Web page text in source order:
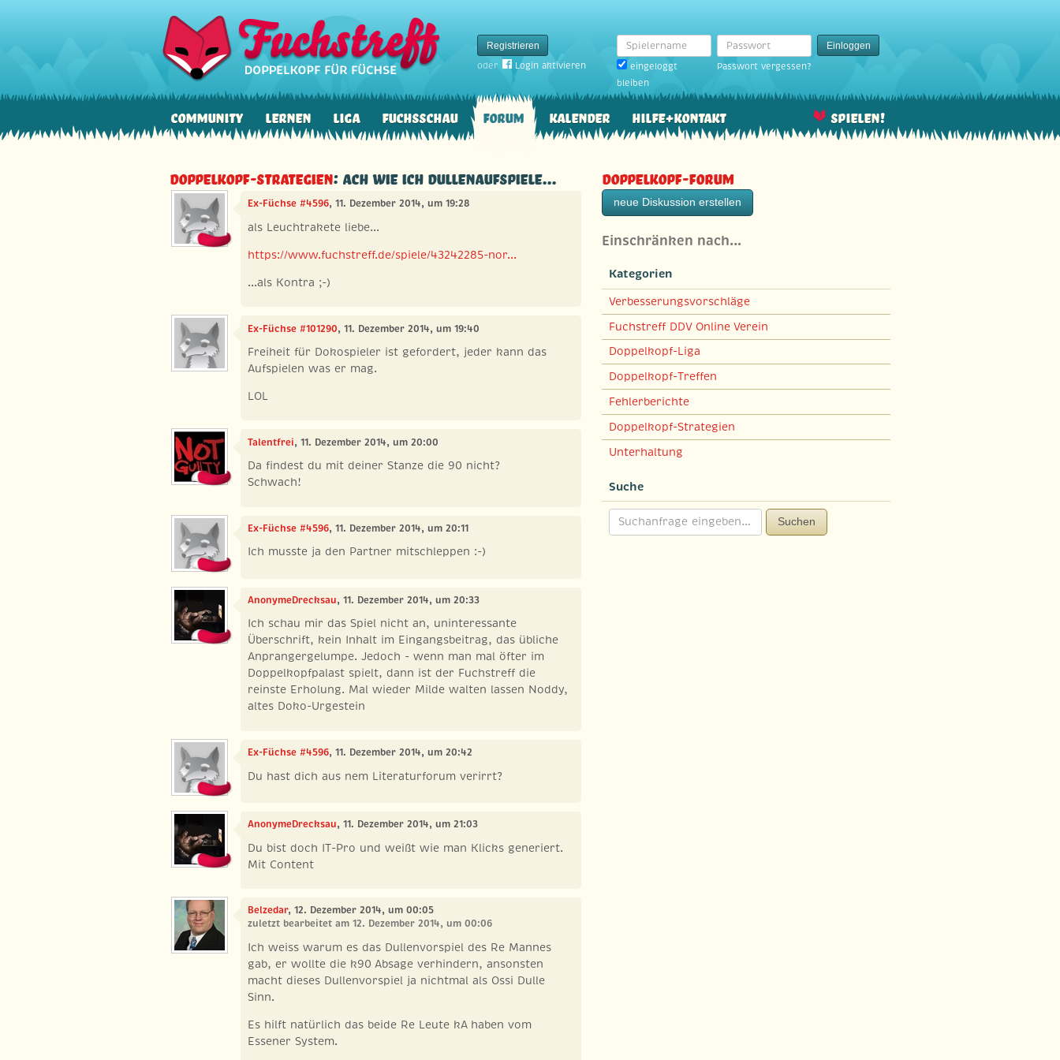
Registrieren
oder
Login aktivieren
Spielername
eingeloggt
bleiben
Passwort
Einloggen
Passwort vergessen?
Community Lernen Liga Fuchsschau Forum Kalender Hilfe+Kontakt Spielen!
Doppelkopf-Strategien: Ach wie ich Dullenaufspiele...
Ex-Füchse #4596, 11. Dezember 2014, um 19:28
als Leuchtrakete liebe...
https://www.fuchstreff.de/spiele/43242285-nor...
...als Kontra ;-)
Ex-Füchse #101290, 11. Dezember 2014, um 19:40
Freiheit für Dokospieler ist gefordert, jeder kann das
Aufspielen was er mag.
LOL
Talentfrei, 11. Dezember 2014, um 20:00
Da findest du mit deiner Stanze die 90 nicht?
Schwach!
Ex-Füchse #4596, 11. Dezember 2014, um 20:11
Ich musste ja den Partner mitschleppen :-)
AnonymeDrecksau, 11. Dezember 2014, um 20:33
Ich schau mir das Spiel nicht an, uninteressante
Überschrift, kein Inhalt im Eingangsbeitrag, das übliche
Anprangergelumpe. Jedoch - wenn man mal öfter im
Doppelkopfpalast spielt, dann ist der Fuchstreff die
reinste Erholung. Mal wieder Milde walten lassen Noddy,
altes Doko-Urgestein
Ex-Füchse #4596, 11. Dezember 2014, um 20:42
Du hast dich aus nem Literaturforum verirrt?
AnonymeDrecksau, 11. Dezember 2014, um 21:03
Du bist doch IT-Pro und weißt wie man Klicks generiert.
Mit Content
Belzedar, 12. Dezember 2014, um 00:05
zuletzt bearbeitet am 12. Dezember 2014, um 00:06
Ich weiss warum es das Dullenvorspiel des Re Mannes
gab, er wollte die k90 Absage verhindern, ansonsten
macht dieses Dullenvorspiel ja nichtmal als Ossi Dulle
Sinn.
Es hilft natürlich das beide Re Leute kA haben vom
Essener System.
Doppelkopf-Forum
neue Diskussion erstellen
Einschränken nach…
Kategorien
Verbesserungsvorschläge
Fuchstreff DDV Online Verein
Doppelkopf-Liga
Doppelkopf-Treffen
Fehlerberichte
Doppelkopf-Strategien
Unterhaltung
Suche
Suchen